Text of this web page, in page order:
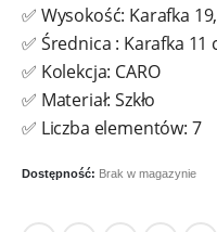
✅ Wysokość: Karafka
✅ Średnica : Karafka 11
✅ Kolekcja: CARO
✅ Materiał: Szkło
✅ Liczba elementów: 7
Dostępność: Brak w magazynie